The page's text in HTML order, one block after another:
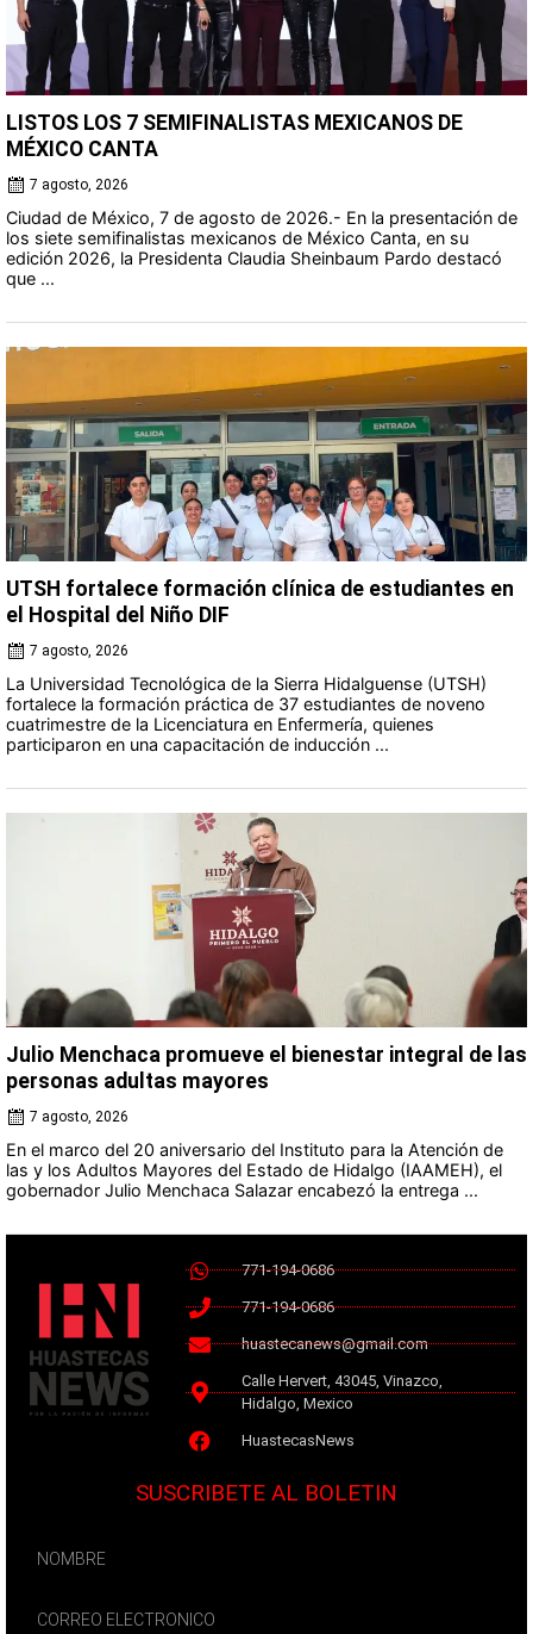
LISTOS LOS 7 SEMIFINALISTAS MEXICANOS DE
MÉXICO CANTA
7 agosto, 2026
Ciudad de México, 7 de agosto de 2026.- En la presentación de
los siete semifinalistas mexicanos de México Canta, en su
edición 2026, la Presidenta Claudia Sheinbaum Pardo destacó
que ...
UTSH fortalece formación clínica de estudiantes en
el Hospital del Niño DIF
7 agosto, 2026
La Universidad Tecnológica de la Sierra Hidalguense (UTSH)
fortalece la formación práctica de 37 estudiantes de noveno
cuatrimestre de la Licenciatura en Enfermería, quienes
participaron en una capacitación de inducción ...
Julio Menchaca promueve el bienestar integral de las
personas adultas mayores
7 agosto, 2026
En el marco del 20 aniversario del Instituto para la Atención de
las y los Adultos Mayores del Estado de Hidalgo (IAAMEH), el
gobernador Julio Menchaca Salazar encabezó la entrega ...
771-194-0686
771-194-0686
huastecanews@gmail.com
Calle Hervert, 43045, Vinazco,
Hidalgo, Mexico
HuastecasNews
SUSCRIBETE AL BOLETIN